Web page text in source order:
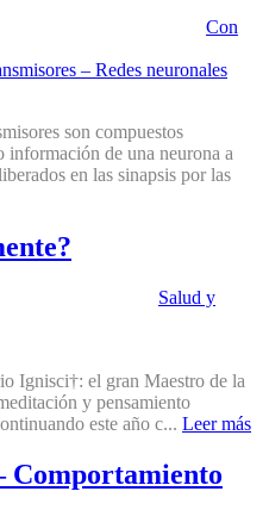
Con
son compuestos
información de una neurona a
en las sinapsis por las
Salud y
gran Maestro de la
y pensamiento
este año c... Leer más
Comportamiento